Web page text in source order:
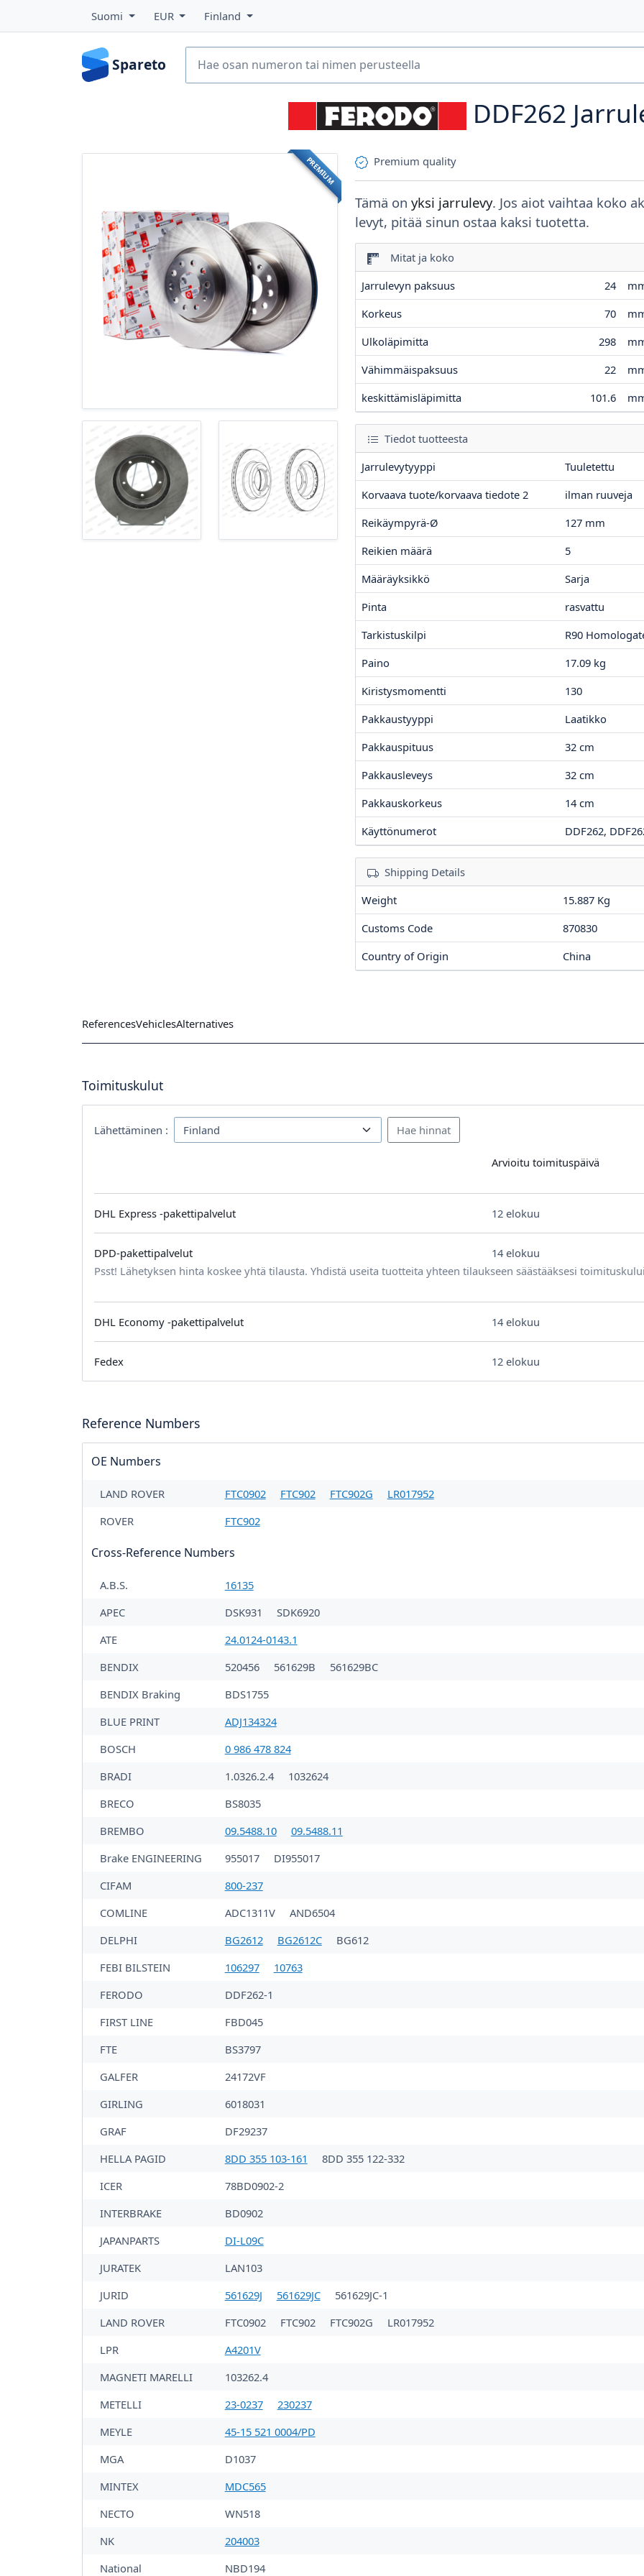
Suomi EUR Finland
Spareto
DDF262
PREMIUM Premium quality
Tämä on yksi jarrulevy. Jos aiot vaihtaa koko
levyt, pitää sinun ostaa kaksi tuotetta.
Mitat ja koko
Jarrulevyn paksuus
24
Korkeus
70
Ulkoläpimitta
298
Vähimmäispaksuus
22
keskittämisläpimitta
101.6
Tiedot tuotteesta
Jarrulevytyyppi
Tuuletettu
Korvaava tuote/korvaava tiedote 2
ilman ruuveja
Reikäympyrä-Ø
127 mm
Reikien määrä
5
Määräyksikkö
Sarja
Pinta
rasvattu
Tarkistuskilpi
R90
Paino
17.09 kg
Kiristysmomentti
130
Pakkaustyyppi
Laatikko
Pakkauspituus
32 cm
Pakkausleveys
32 cm
Pakkauskorkeus
14cm
Käyttönumerot
DDF262,
Shipping Details
Weight
15.887 Kg
Customs Code
870830
Country of Origin
China
ReferencesVehiclesAlternatives
Toimituskulut
Lähettäminen :
Arvioitu toimituspäivä
DHL Express -pakettipalvelut 12 elokuu
DPD-pakettipalvelut
14 elokuu
Psst! Lähetyksen hinta koskee yhtä tilausta. Yhdistä useita tuotteita yhteen tilaukseen säästääksesi
DHL Economy -pakettipalvelut 14 elokuu
Fedex 12 elokuu
Reference Numbers
OE Numbers
LAND ROVER FTC0902 FTC902 FTC902G
LR017952
ROVER
FTC902
Cross-Reference Numbers
A.B.S.
16135
APEC
DSK931
SDK6920
ATE
24.0124-0143.1
BENDIX
520456 561629B
561629BC
BENDIX Braking
BDS1755
BLUE PRINT
ADJ134324
BOSCH
0 986 478 824
BRADI
1.0326.2.4
1032624
BRECO
BS8035
BREMBO
09.5488.10
09.5488.11
Brake ENGINEERING
955017
DI955017
CIFAM
800-237
COMLINE
ADC1311V
AND6504
DELPHI
BG2612 BG2612C
BG612
FEBI BILSTEIN
106297
10763
FERODO
DDF262-1
FIRST LINE
FBD045
FTE
BS3797
GALFER
24172VF
GIRLING
6018031
GRAF
DF29237
HELLA PAGID
8DD 355 103-161
8DD 355 122-332
ICER
78BD0902-2
INTERBRAKE
BD0902
JAPANPARTS
DI-L09C
JURATEK
LAN103
JURID
561629J 561629JC
561629JC-1
LAND ROVER
FTC0902 FTC902 FTC902G
LR017952
LPR
A4201V
MAGNETI MARELLI
103262.4
METELLI
23-0237
230237
MEYLE
45-15 521 0004/PD
MGA
D1037
MINTEX
MDC565
NECTO
WN518
NK
204003
National
NBD194